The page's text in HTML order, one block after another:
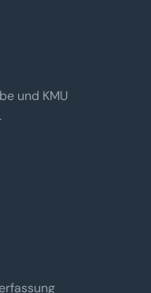
und KMU